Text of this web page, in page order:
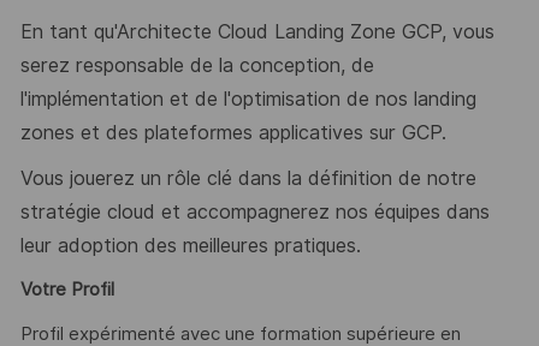
En tant qu'Architecte Cloud Landing Zone GCP, vous
serez responsable de la conception, de
l'implémentation et de l'optimisation de nos landing
zones et des plateformes applicatives sur GCP.
Vous jouerez un rôle clé dans la définition de notre
stratégie cloud et accompagnerez nos équipes dans
leur adoption des meilleures pratiques.
Votre Profil
Profil expérimenté avec une formation supérieure en